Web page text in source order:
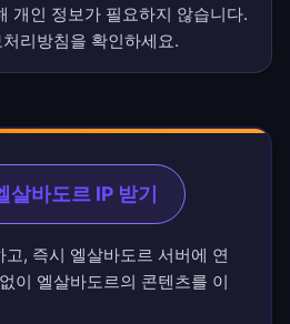
개인 정보가 필요하지 않습니다.
리방침을 확인하세요.
바도르 IP 받기
, 즉시 엘살바도르 서버에 연
이 엘살바도르의 콘텐츠를 이